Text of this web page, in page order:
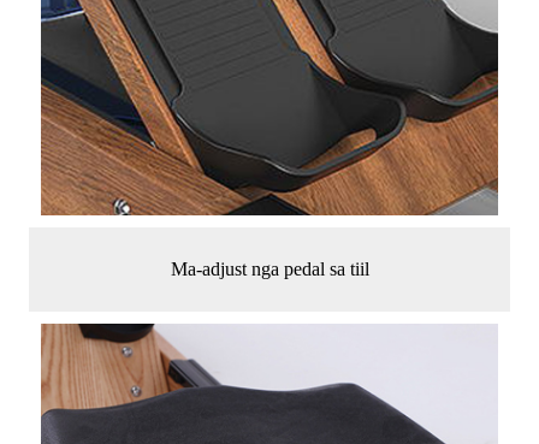
Ma-adjust nga pedal sa tiil